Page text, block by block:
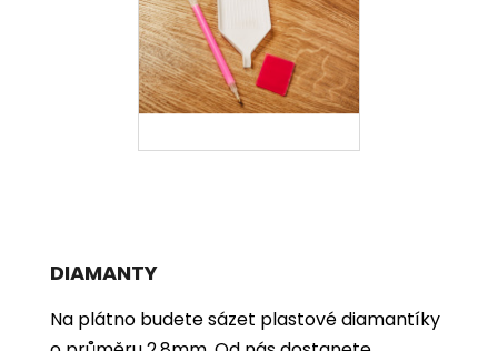
DIAMANTY
Na plátno budete sázet plastové diamantíky